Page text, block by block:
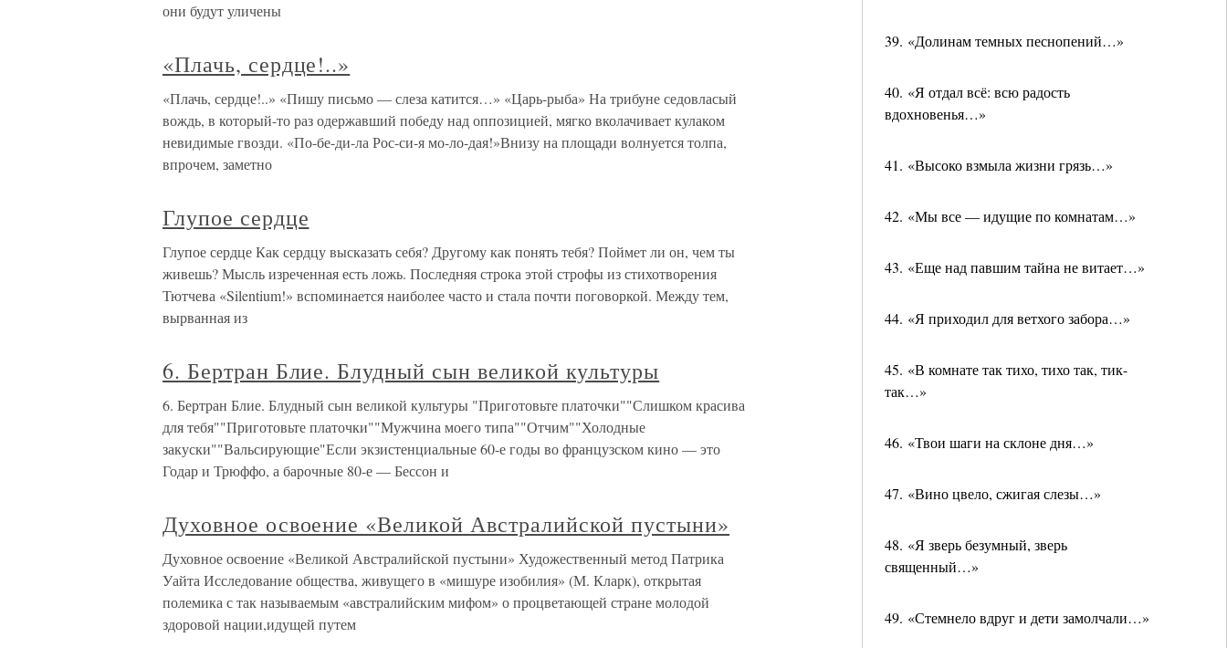
39. «Долинам темных песнопений…»
40. «Я отдал всё: всю радость
вдохновенья…»
41. «Высоко взмыла жизни грязь…»
42. «Мы все — идущие по комнатам…»
43. «Еще над павшим тайна не витает…»
44. «Я приходил для ветхого забора…»
45. «В комнате так тихо, тихо так, тик-
так…»
46. «Твои шаги на склоне дня…»
47. «Вино цвело, сжигая слезы…»
48. «Я зверь безумный, зверь
священный…»
49. «Стемнело вдруг и дети замолчали…»
они будут уличены
«Плачь, сердце!..»
«Плачь, сердце!..» «Пишу письмо — слеза катится…» «Царь-рыба» На трибуне седовласый
вождь, в который-то раз одержавший победу над оппозицией, мягко вколачивает кулаком
невидимые гвозди. «По-бе-ди-ла Рос-си-я мо-ло-дая!»Внизу на площади волнуется толпа,
впрочем, заметно
Глупое сердце
Глупое сердце Как сердцу высказать себя? Другому как понять тебя? Поймет ли он, чем ты
живешь? Мысль изреченная есть ложь. Последняя строка этой строфы из стихотворения
Тютчева «Silentium!» вспоминается наиболее часто и стала почти поговоркой. Между тем,
вырванная из
6. Бертран Блие. Блудный сын великой культуры
6. Бертран Блие. Блудный сын великой культуры "Приготовьте платочки""Слишком красива
для тебя""Приготовьте платочки""Мужчина моего типа""Отчим""Холодные
закуски""Вальсирующие"Если экзистенциальные 60-е годы во французском кино — это
Годар и Трюффо, а барочные 80-е — Бессон и
Духовное освоение «Великой Австралийской пустыни»
Духовное освоение «Великой Австралийской пустыни» Художественный метод Патрика
Уайта Исследование общества, живущего в «мишуре изобилия» (М. Кларк), открытая
полемика с так называемым «австралийским мифом» о процветающей стране молодой
здоровой нации,идущей путем